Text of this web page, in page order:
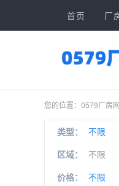
首页 厂
您的位置： 0579厂房网
类型： 不限
区域：
不限
价格：
不限